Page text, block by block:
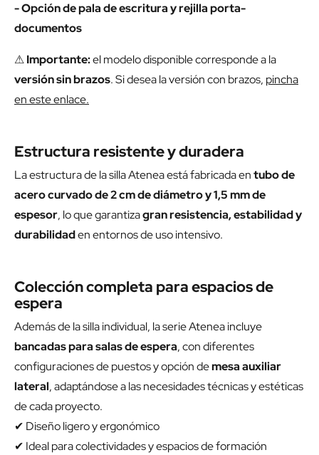
- Opción de pala de escritura y rejilla porta-
documentos
⚠Importante:el modelo disponible corresponde a la
versión sin brazos. Si desea la versión con brazos, pincha
en este enlace.
Estructura resistente y duradera
La estructura de la silla Atenea está fabricada entubo de
acero curvado de 2 cm de diámetro y 1,5 mm de
espesor, lo que garantizagran resistencia, estabilidad y
durabilidaden entornos de uso intensivo.
Colección completa para espacios de
espera
Además de la silla individual, la serie Atenea incluye
bancadas para salas de espera, con diferentes
configuraciones de puestos y opción demesa auxiliar
lateral, adaptándose a las necesidades técnicas y estéticas
de cada proyecto.
✔ Diseño ligero y ergonómico
✔ Ideal para colectividades y espacios de formación